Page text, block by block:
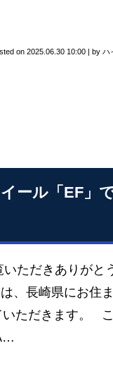
on 2025.06.30 10:00 | by ハ
ール「EF」
ただきありがと
、長崎県にお住
いただきます。